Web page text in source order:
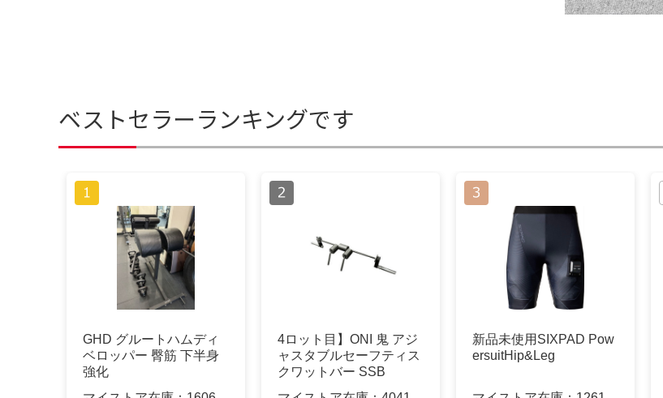
ベストセラーランキングです
GHD グルートハムディ
ベロッパー 臀筋 下半身
強化
4ロット目】ONI 鬼 アジ
ャスタブルセーフティス
クワットバー SSB
新品未使用SIXPAD Pow
ersuitHip&Leg